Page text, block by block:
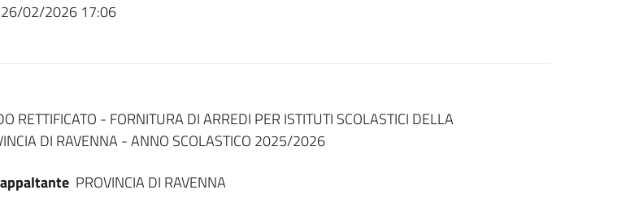
26/02/2026 17:06
del bando
RETTIFICATO - FORNITURA DI ARREDI PER ISTITUTI SCOLASTICI DELLA
DI RAVENNA - ANNO SCOLASTICO 2025/2026
PROVINCIA DI RAVENNA